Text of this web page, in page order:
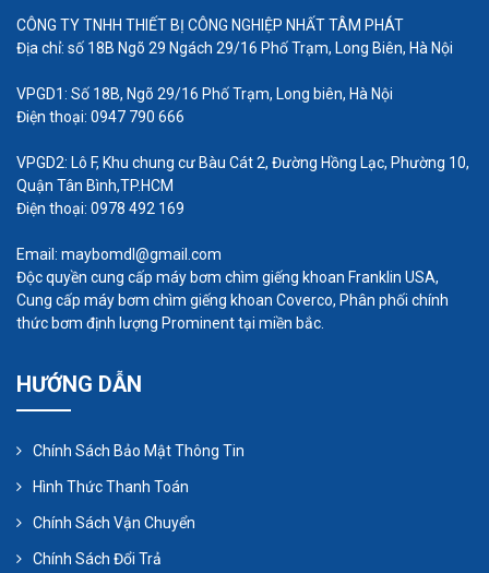
bơm định lượng không sử dụng
điện
Máy bơm định lượng không sử dụng điện hoạt
động tương tự các model máy bơm định lượng
dạng piston, dựa trên nguyên lý buồng bơm xi lanh
để vận chuyển và định lượng hóa chất.
Hoạt động cơ bản của máy bơm định lượng không
piston đi lên hút hoá chất đi lên
Quy trình xả:Kết thúc quy trình hút trình
piston đi xuống nén hoá chất hoà trộn vào
đường ống xả
CÔNG TY TNHH THIẾT BỊ CÔNG NGHIỆP NHẤT TÂM PHÁT
Địa chỉ: số 18B Ngõ 29 Ngách 29/16 Phố Trạm, Long Biên, Hà Nội
VPGD1: Số 18B, Ngõ 29/16 Phố Trạm, Long biên, Hà Nội
Điện thoại: 0947 790 666
VPGD2: Lô F, Khu chung cư Bàu Cát 2, Đường Hồng Lạc, Phường 10,
Quận Tân Bình,TP.HCM
Điện thoại: 0978 492 169
Email: maybomdl@gmail.com
Độc quyền cung cấp máy bơm chìm giếng khoan Franklin USA,
Cung cấp máy bơm chìm giếng khoan Coverco, Phân phối chính
thức bơm định lượng Prominent tại miền bắc.
HƯỚNG DẪN
Chính Sách Bảo Mật Thông Tin
Hình Thức Thanh Toán
Chính Sách Vận Chuyển
Chính Sách Đổi Trả